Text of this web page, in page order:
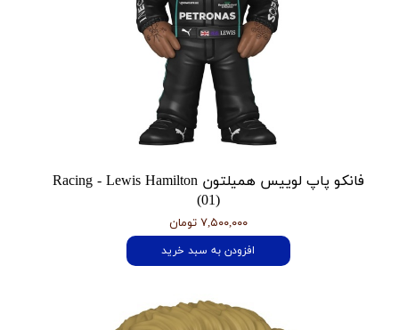
فانکو پاپ لوییس همیلتون Racing - Lewis Hamilton
(01)
۷,۵۰۰,۰۰۰ تومان
افزودن به سبد خرید